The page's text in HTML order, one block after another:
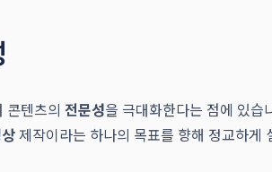
콘텐츠의 전문성을 극대화한다는 점에 있습
제작이라는 하나의 목표를 향해 정교하게